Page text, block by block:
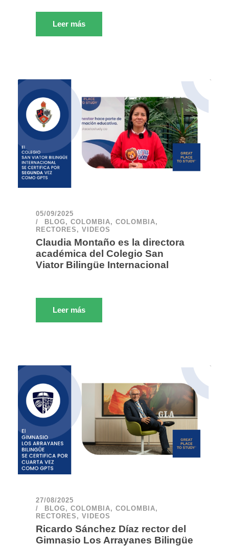
Leer más
05/09/2025
BLOG, COLOMBIA, COLOMBIA,
RECTORES , VIDEOS
Claudia Montaño es la directora
académica del Colegio San
Viator Bilingüe Internacional
Leer más
27/08/2025
BLOG, COLOMBIA, COLOMBIA,
RECTORES , VIDEOS
Ricardo Sánchez Díaz rector del
Gimnasio Los Arrayanes Bilingüe